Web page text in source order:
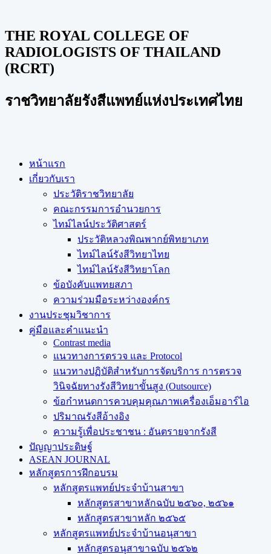
THE ROYAL COLLEGE OF
RADIOLOGISTS OF THAILAND
(RCRT)
ราชวิทยาลัยรังสีแพทย์แห่งประเทศไทย
หน้าแรก
เกี่ยวกับเรา
ประวัติราชวิทยาลัย
คณะกรรมการอำนวยการ
ไทม์ไลน์ประวัติศาสตร์
ประวัติหลวงพิณพากย์พิทยาเภท
ไทม์ไลน์รังสีวิทยาไทย
ไทม์ไลน์รังสีวิทยาโลก
ข้อบังคับแพทยสภา
ความร่วมมือระหว่างองค์กร
งานประชุมวิชาการ
คู่มือและคำแนะนำ
Contrast media
แนวทางการตรวจ และ Protocol
แนวทางปฏิบัติสำหรับการจัดบริการ การตรวจ
วินิจฉัยทางรังสีวิทยาขั้นสูง (Outsource)
ข้อกำหนดการควบคุมคุณภาพเครื่องเอ็มอาร์ไอ
ปริมาณรังสีอ้างอิง
ความรู้เพื่อประชาชน : อันตรายจากรังสี
ปัญญาประดิษฐ์
ASEAN JOURNAL
หลักสูตรการฝึกอบรม
หลักสูตรแพทย์ประจำบ้านสาขา
หลักสูตรสาขาหลักฉบับ ๒๕๖๐, ๒๕๖๑
หลักสูตรสาขาหลัก ๒๕๖๕
หลักสูตรแพทย์ประจำบ้านอนุสาขา
หลักสูตรอนุสาขาฉบับ ๒๕๖๒